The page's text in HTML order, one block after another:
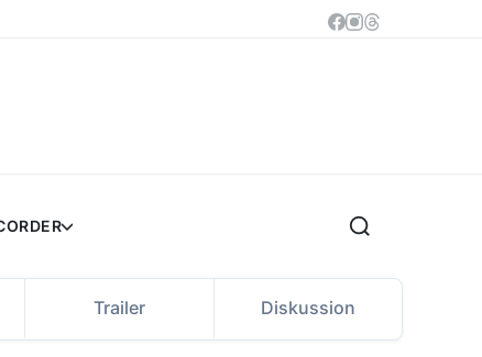
Trailer Diskussion